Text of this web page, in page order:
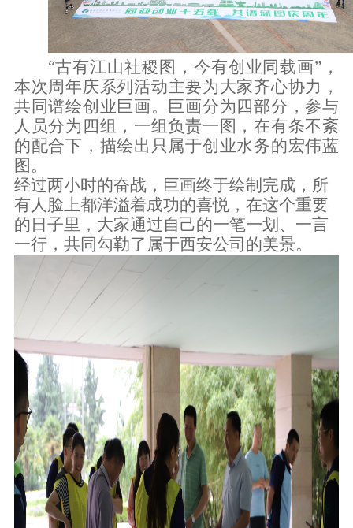
“古有江山社稷图，今有创业同载画”，
本次周年庆系列活动主要为大家齐心协力，
共同谱绘创业巨画。巨画分为四部分，参与
人员分为四组，一组负责一图，在有条不紊
的配合下，描绘出只属于创业水务的宏伟蓝
图。
经过两小时的奋战，巨画终于绘制完成，所
有人脸上都洋溢着成功的喜悦，在这个重要
的日子里，大家通过自己的一笔一划、一言
一行，共同勾勒了属于西安公司的美景。